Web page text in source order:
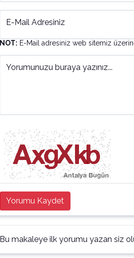
E-Mail Adresiniz
NOT: E-Mail adresiniz web sitemiz
Yorumunuzu buraya yazınız...
Yorumu Kaydet
Bu makaleye ilk yorumu yazan siz